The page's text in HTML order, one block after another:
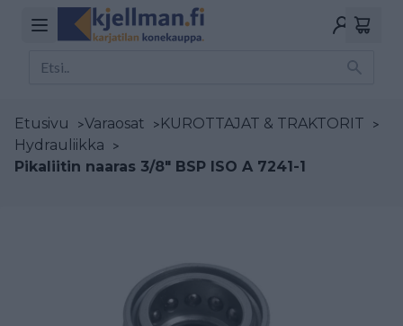
Etusivu >Varaosat >KUROTTAJAT & TRAKTORIT >
Hydrauliikka >
Pikaliitin naaras 3/8" BSP ISO A 7241-1